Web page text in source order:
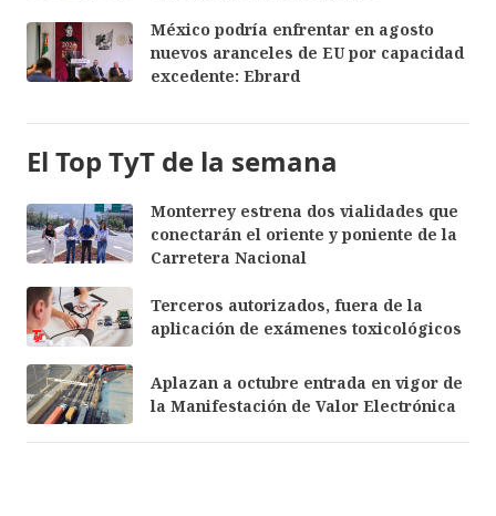
México podría enfrentar en agosto
nuevos aranceles de EU por capacidad
excedente: Ebrard
El Top TyT de la semana
Monterrey estrena dos vialidades que
conectarán el oriente y poniente de la
Carretera Nacional
Terceros autorizados, fuera de la
aplicación de exámenes toxicológicos
Aplazan a octubre entrada en vigor de
la Manifestación de Valor Electrónica